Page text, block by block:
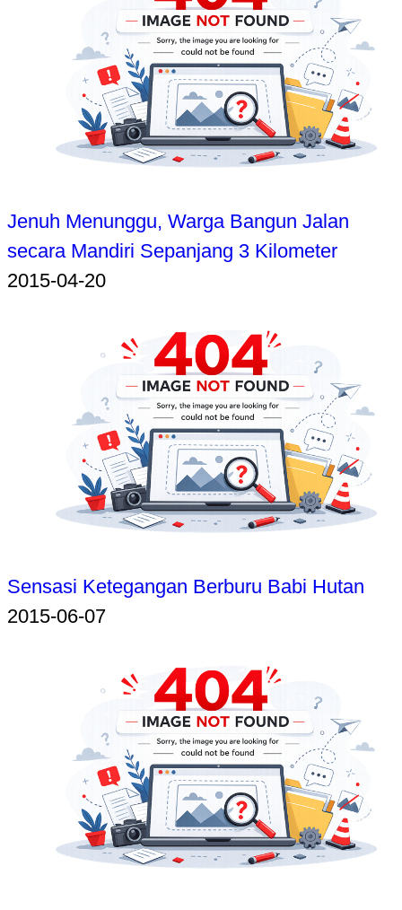
Jenuh Menunggu, Warga Bangun Jalan
secara Mandiri Sepanjang 3 Kilometer
2015-04-20
Sensasi Ketegangan Berburu Babi Hutan
2015-06-07